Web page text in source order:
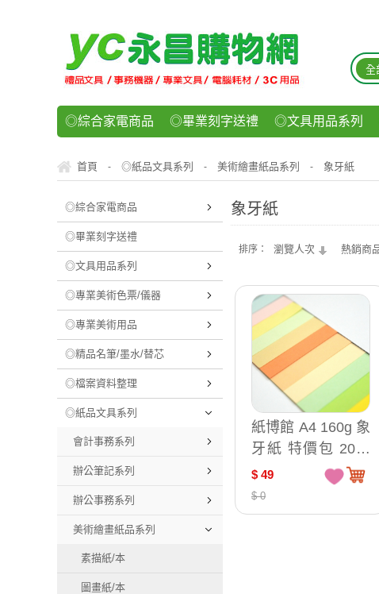
◎綜合家電商品 ◎畢業刻字送禮 ◎文具用品系列
◎運動/休閒/樂器 ◎客製化禮贈品 ◎食品/零食/飲料
首頁 - ◎紙品文具系列 - 美術繪畫紙品系列 - 象牙紙
◎綜合家電商品
◎畢業刻字送禮
◎文具用品系列
◎專業美術色票/儀器
◎專業美術用品
◎精品名筆/墨水/替芯
◎檔案資料整理
◎紙品文具系列
會計事務系列
辦公筆記系列
辦公事務系列
美術繪畫紙品系列
素描紙/本
圖畫紙/本
象牙紙
排序： 瀏覽人次 熱銷商
紙博館 A4 160g 象
牙紙 特價包 20張
入 /包 CN2200~C
N2220
$ 49
$ 0